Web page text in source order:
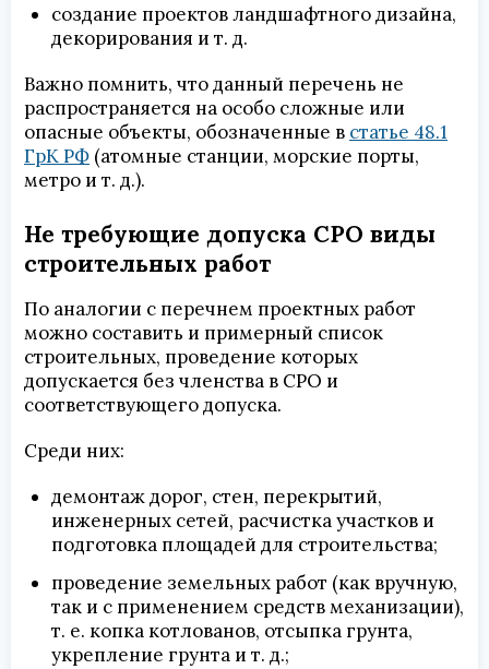
создание проектов ландшафтного дизайна,
декорирования и т. д.
Важно помнить, что данный перечень не
распространяется на особо сложные или
опасные объекты, обозначенные в статье 48.1
ГрК РФ (атомные станции, морские порты,
метро и т. д.).
Не требующие допуска СРО виды
строительных работ
По аналогии с перечнем проектных работ
можно составить и примерный список
строительных, проведение которых
допускается без членства в СРО и
соответствующего допуска.
Среди них:
демонтаж дорог, стен, перекрытий,
инженерных сетей, расчистка участков и
подготовка площадей для строительства;
проведение земельных работ (как вручную,
так и с применением средств механизации),
т. е. копка котлованов, отсыпка грунта,
укрепление грунта и т. д.;